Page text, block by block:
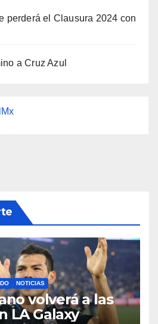
perderá el Clausura 2024 con
a Cruz Azul
NOTICIAS
volverá a las
LA Galaxy